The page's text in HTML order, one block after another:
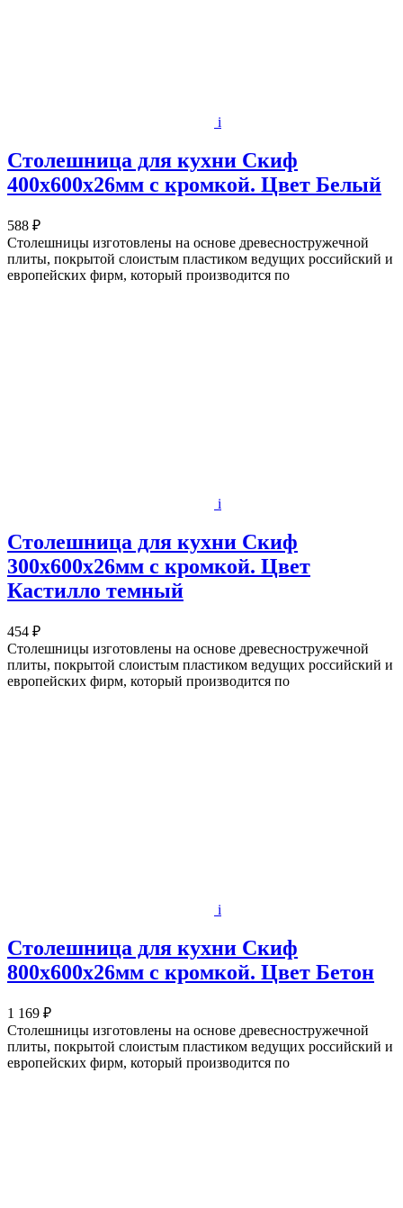
i
Столешница для кухни Скиф
400х600x26мм с кромкой. Цвет Белый
588 ₽
Столешницы изготовлены на основе древесностружечной
плиты, покрытой слоистым пластиком ведущих российский и
европейских фирм, который производится по
i
Столешница для кухни Скиф
300х600x26мм с кромкой. Цвет
Кастилло темный
454 ₽
Столешницы изготовлены на основе древесностружечной
плиты, покрытой слоистым пластиком ведущих российский и
европейских фирм, который производится по
i
Столешница для кухни Скиф
800х600x26мм с кромкой. Цвет Бетон
1 169 ₽
Столешницы изготовлены на основе древесностружечной
плиты, покрытой слоистым пластиком ведущих российский и
европейских фирм, который производится по